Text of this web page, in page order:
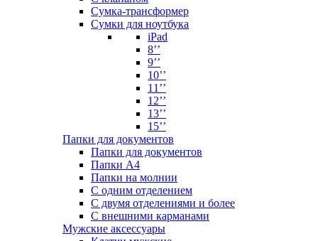
Сумка-трансформер
Сумки для ноутбука
iPad
8’’
9’’
10’’
11’’
12’’
13’’
15’’
Папки для документов
Папки для документов
Папки А4
Папки на молнии
С одним отделением
С двумя отделениями и более
С внешними карманами
Мужские аксессуары